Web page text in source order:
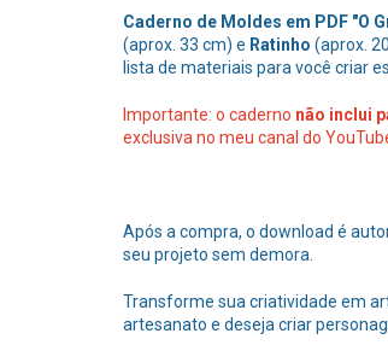
Caderno de Moldes em PDF "O
(aprox. 33 cm) e Ratinho (aprox.
lista de materiais para você criar
Importante: o caderno não inclui
exclusiva no meu canal do
Após a compra, o download é
seu projeto sem demora.
Transforme sua criatividade em
artesanato e deseja criar